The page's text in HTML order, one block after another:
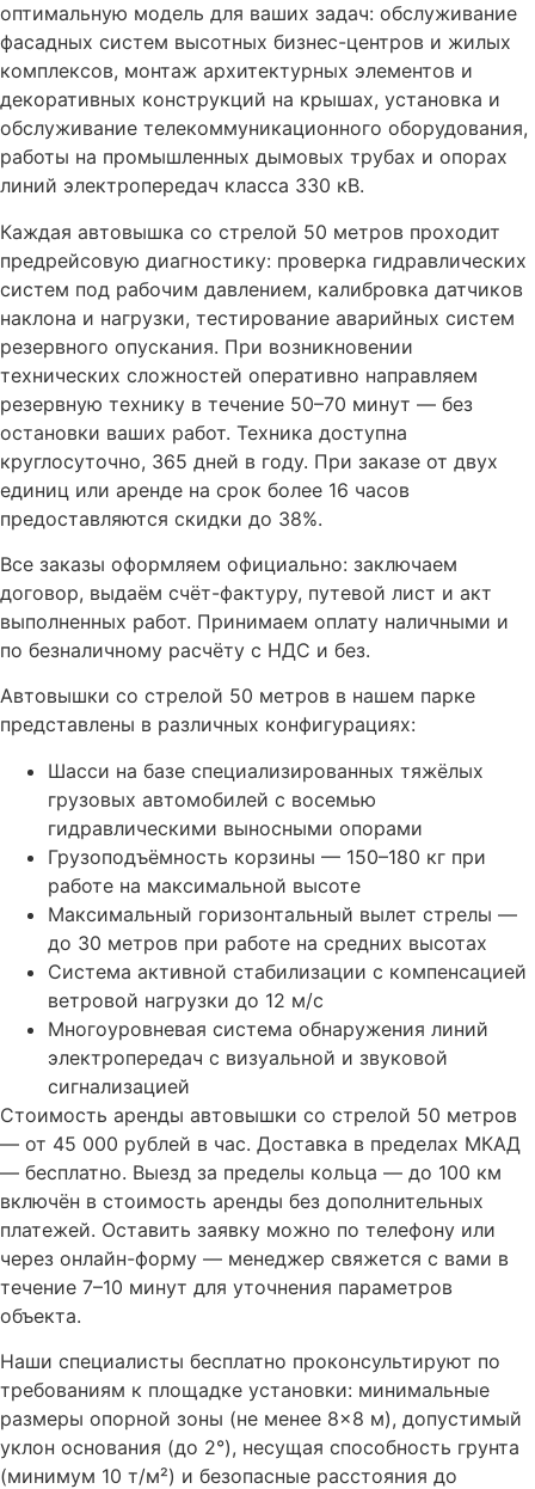
оптимальную модель для ваших задач: обслуживание
фасадных систем высотных бизнес-центров и жилых
комплексов, монтаж архитектурных элементов и
декоративных конструкций на крышах, установка и
обслуживание телекоммуникационного оборудования,
работы на промышленных дымовых трубах и опорах
линий электропередач класса 330 кВ.
Каждая автовышка со стрелой 50 метров проходит
предрейсовую диагностику: проверка гидравлических
систем под рабочим давлением, калибровка датчиков
наклона и нагрузки, тестирование аварийных систем
резервного опускания. При возникновении
технических сложностей оперативно направляем
резервную технику в течение 50–70 минут — без
остановки ваших работ. Техника доступна
круглосуточно, 365 дней в году. При заказе от двух
единиц или аренде на срок более 16 часов
предоставляются скидки до 38%.
Все заказы оформляем официально: заключаем
договор, выдаём счёт-фактуру, путевой лист и акт
выполненных работ. Принимаем оплату наличными и
по безналичному расчёту с НДС и без.
Автовышки со стрелой 50 метров в нашем парке
представлены в различных конфигурациях:
Шасси на базе специализированных тяжёлых
грузовых автомобилей с восемью
гидравлическими выносными опорами
Грузоподъёмность корзины — 150–180 кг при
работе на максимальной высоте
Максимальный горизонтальный вылет стрелы —
до 30 метров при работе на средних высотах
Система активной стабилизации с компенсацией
ветровой нагрузки до 12 м/с
Многоуровневая система обнаружения линий
электропередач с визуальной и звуковой
сигнализацией
Стоимость аренды автовышки со стрелой 50 метров
— от 45 000 рублей в час. Доставка в пределах МКАД
— бесплатно. Выезд за пределы кольца — до 100 км
включён в стоимость аренды без дополнительных
платежей. Оставить заявку можно по телефону или
через онлайн-форму — менеджер свяжется с вами в
течение 7–10 минут для уточнения параметров
объекта.
Наши специалисты бесплатно проконсультируют по
требованиям к площадке установки: минимальные
размеры опорной зоны (не менее 8×8 м), допустимый
уклон основания (до 2°), несущая способность грунта
(минимум 10 т/м²) и безопасные расстояния до